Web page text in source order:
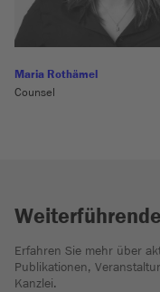
Maria Rothämel
Counsel
Erfahren Sie mehr über
Publikationen,
Kanzlei.